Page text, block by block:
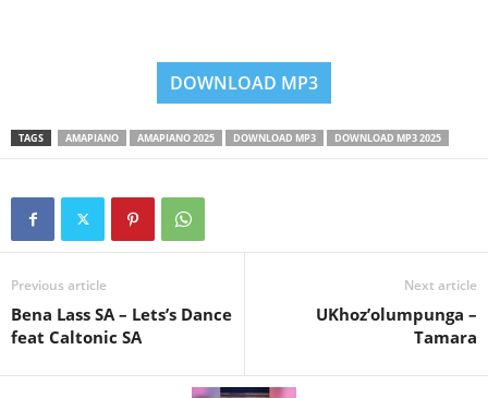
DOWNLOAD MP3
TAGS AMAPIANO AMAPIANO 2025 DOWNLOAD MP3 DOWNLOAD MP3 2025
Previous article
Bena Lass SA – Lets’s Dance
feat Caltonic SA
Next article
UKhoz’olumpunga –
Tamara